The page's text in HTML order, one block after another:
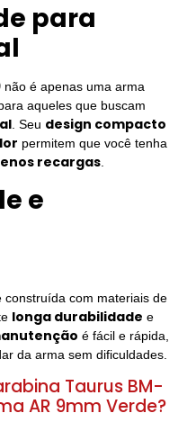
para
não é apenas uma arma
aqueles que buscam
. Seu design compacto
permitem que você tenha
recargas.
e
construída com materiais de
longa durabilidade e
é fácil e rápida,
da arma sem dificuldades.
Taurus BM-
AR 9mm Verde?